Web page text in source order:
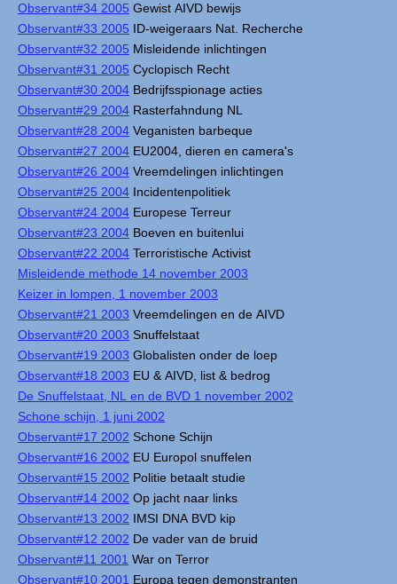
Observant#34 2005 Gewist AIVD bewijs
Observant#33 2005 ID-weigeraars Nat. Recherche
Observant#32 2005 Misleidende inlichtingen
Observant#31 2005 Cyclopisch Recht
Observant#30 2004 Bedrijfsspionage acties
Observant#29 2004 Rasterfahndung NL
Observant#28 2004 Veganisten barbeque
Observant#27 2004 EU2004, dieren en camera's
Observant#26 2004 Vreemdelingen inlichtingen
Observant#25 2004 Incidentenpolitiek
Observant#24 2004 Europese Terreur
Observant#23 2004 Boeven en buitenlui
Observant#22 2004 Terroristische Activist
Misleidende methode 14 november 2003
Keizer in lompen, 1 november 2003
Observant#21 2003 Vreemdelingen en de AIVD
Observant#20 2003 Snuffelstaat
Observant#19 2003 Globalisten onder de loep
Observant#18 2003 EU & AIVD, list & bedrog
De Snuffelstaat, NL en de BVD 1 november 2002
Schone schijn, 1 juni 2002
Observant#17 2002 Schone Schijn
Observant#16 2002 EU Europol snuffelen
Observant#15 2002 Politie betaalt studie
Observant#14 2002 Op jacht naar links
Observant#13 2002 IMSI DNA BVD kip
Observant#12 2002 De vader van de bruid
Observant#11 2001 War on Terror
Observant#10 2001 Europa tegen demonstranten